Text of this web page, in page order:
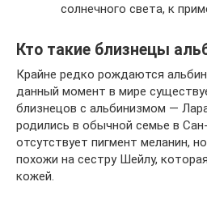
солнечного света, к
Кто такие близнецы
Крайне редко рождаются
данный момент в мире
близнецов с альбинизмом —
родились в обычной семье в
отсутствует пигмент меланин,
похожи на сестру Шейлу,
кожей.